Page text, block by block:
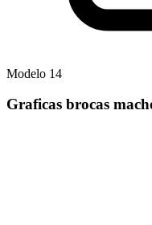
Modelo 14
Graficas brocas